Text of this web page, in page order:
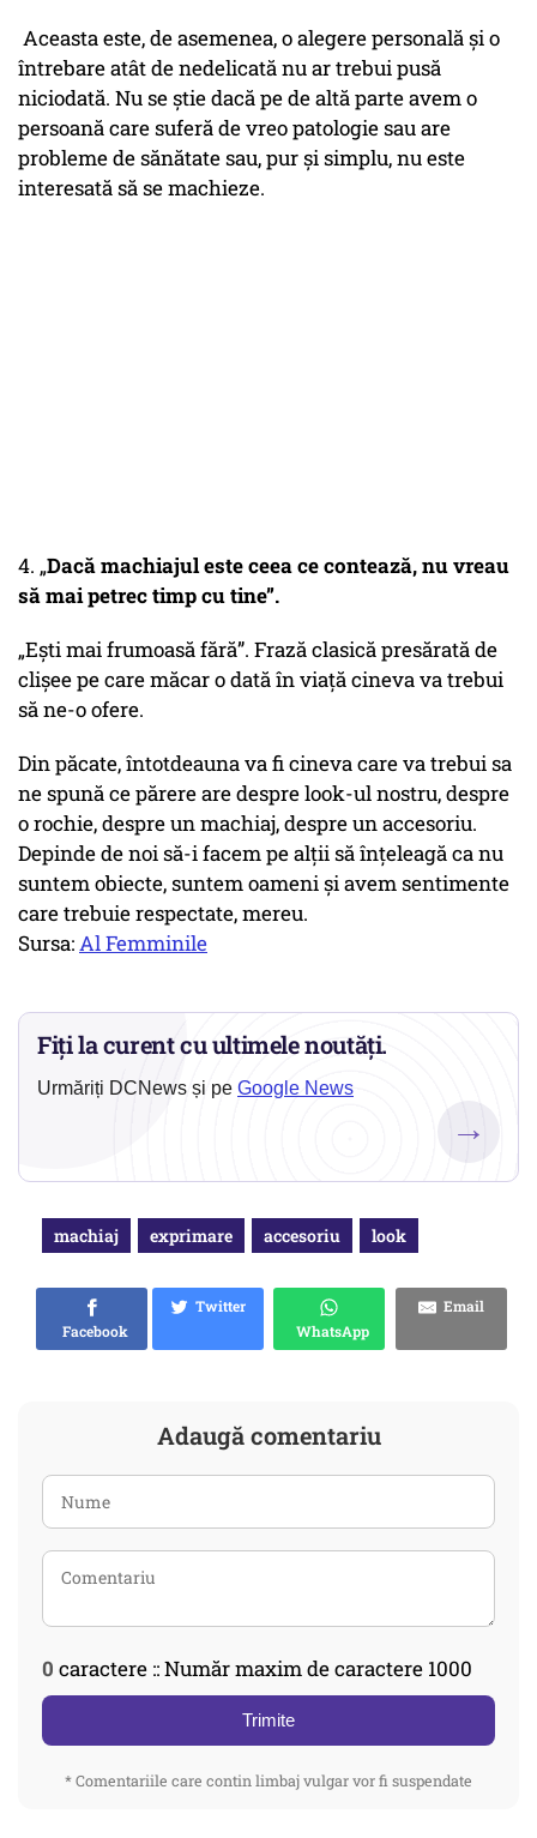
Aceasta este, de asemenea, o alegere personală și o
întrebare atât de nedelicată nu ar trebui pusă
niciodată. Nu se știe dacă pe de altă parte avem o
persoană care suferă de vreo patologie sau are
probleme de sănătate sau, pur și simplu, nu este
interesată să se machieze.
4. „Dacă machiajul este ceea ce contează, nu vreau
să mai petrec timp cu tine”.
„Ești mai frumoasă fără”. Frază clasică presărată de
clișee pe care măcar o dată în viață cineva va trebui
să ne-o ofere.
Din păcate, întotdeauna va fi cineva care va trebui sa
ne spună ce părere are despre look-ul nostru, despre
o rochie, despre un machiaj, despre un accesoriu.
Depinde de noi să-i facem pe alții să înțeleagă ca nu
suntem obiecte, suntem oameni și avem sentimente
care trebuie respectate, mereu.
Sursa:Al Femminile
Fiți la curent cu ultimele noutăți.
Urmăriți DCNews și pe Google News
→
machiaj exprimare accesoriu look
Facebook
Twitter
WhatsApp
Email
Adaugă comentariu
0 caractere :: Număr maxim de caractere 1000
Trimite
* Comentariile care contin limbaj vulgar vor fi suspendate